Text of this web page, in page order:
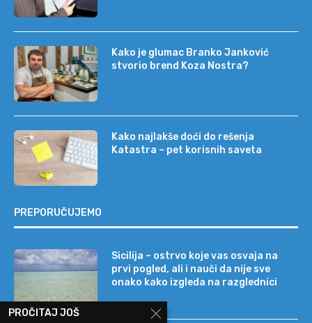
Kako je glumac Branko Janković
stvorio brend Koza Nostra?
Kako najlakše doći do rešenja
Katastra – pet korisnih saveta
PREPORUČUJEMO
Sicilija – ostrvo koje vas osvaja na
prvi pogled, ali i nauči da nije sve
onako kako izgleda na razglednici
PROČITAJ JOŠ